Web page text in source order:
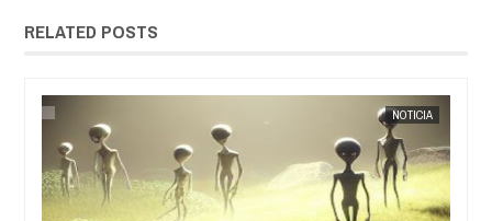
RELATED POSTS
NOTICIA